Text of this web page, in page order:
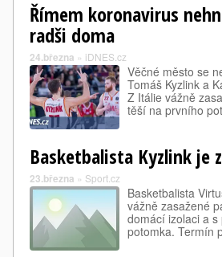
Římem koronavirus
radši doma
24.března » iDNES.cz
Věčné město se
Tomáš Kyzlink a
Z Itálie vážně
těší na prvního
Basketbalista Kyzlink je
23.března » Sport.cz
Basketbalista
vážně zasažené
domácí izolaci a
potomka. Termín